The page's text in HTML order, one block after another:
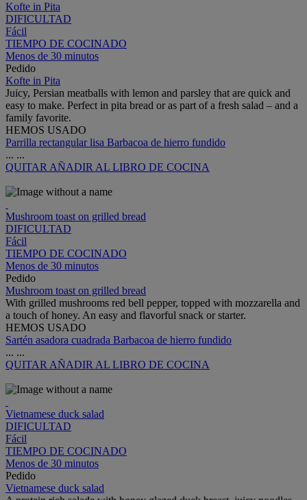
Kofte in Pita
DIFICULTAD
Fácil
TIEMPO DE COCINADO
Menos de 30 minutos
Pedido
Kofte in Pita
Juicy, Persian meatballs with lemon and parsley that are quick and
easy to make. Perfect in pita bread or as part of a fresh salad – and a
family favorite.
HEMOS USADO
Parrilla rectangular lisa Barbacoa de hierro fundido
... ...
QUITAR AÑADIR AL LIBRO DE COCINA
Mushroom toast on grilled bread
DIFICULTAD
Fácil
TIEMPO DE COCINADO
Menos de 30 minutos
Pedido
Mushroom toast on grilled bread
With grilled mushrooms red bell pepper, topped with mozzarella and
a touch of honey. An easy and flavorful snack or starter.
HEMOS USADO
Sartén asadora cuadrada Barbacoa de hierro fundido
... ...
QUITAR AÑADIR AL LIBRO DE COCINA
Vietnamese duck salad
DIFICULTAD
Fácil
TIEMPO DE COCINADO
Menos de 30 minutos
Pedido
Vietnamese duck salad